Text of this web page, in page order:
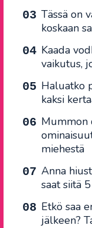
Tässä on
koskaan
Kaada
vaikutus,
Haluatko
kaksi
Mummon
miehestä
Anna
saat siitä
Etkö saa
jälkeen?